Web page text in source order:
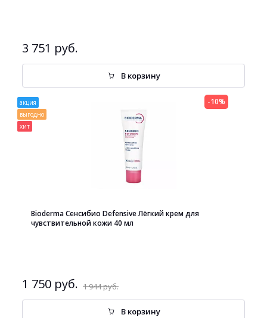
3 751 руб.
В корзину
акция
выгодно
хит
Bioderma Сенсибио Defensive Лёгкий крем для
чувствительной кожи 40 мл
1 750 руб. 1 944 руб.
-10%
В корзину